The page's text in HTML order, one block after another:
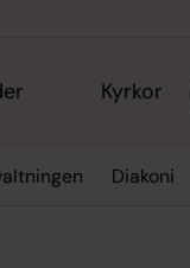
Kyrkor
Diakoni